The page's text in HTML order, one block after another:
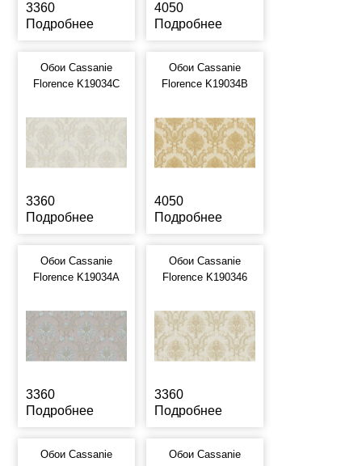
3360
Подробнее
4050
Подробнее
Обои Cassanie
Florence K19034C
3360
Подробнее
Обои Cassanie
Florence K19034B
4050
Подробнее
Обои Cassanie
Florence K19034A
3360
Подробнее
Обои Cassanie
Florence K190346
3360
Подробнее
Обои Cassanie
Обои Cassanie